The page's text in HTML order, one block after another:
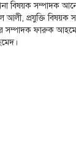
বিষয়ক সম্পাদক
প্রযুক্তি বিষয়ক
সম্পাদক ফারুক